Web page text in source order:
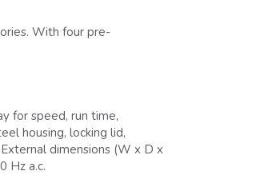
With four pre-
for speed, run time,
housing, locking lid,
dimensions (W x D x
Hz a.c.